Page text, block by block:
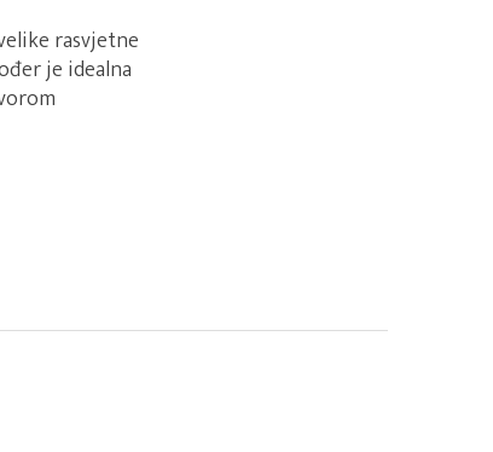
rasvjetne
je idealna